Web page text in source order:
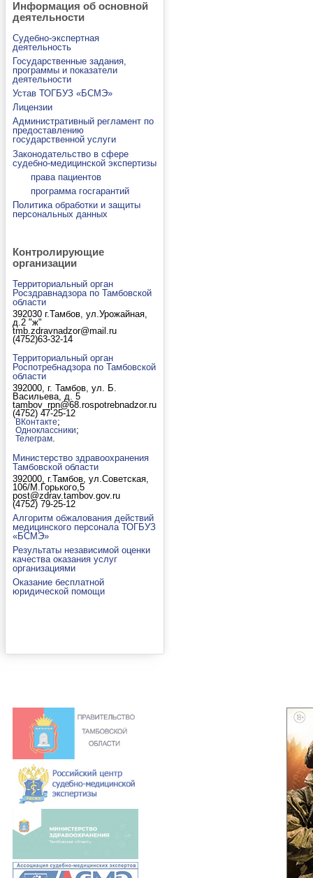
Информация об основной
деятельности
Судебно-экспертная
деятельность
Государственные задания,
программы и показатели
деятельности
Устав ТОГБУЗ «БСМЭ»
Лицензии
Административный регламент по
предоставлению
государственной услуги
Законодательство в сфере
судебно-медицинской экспертизы
права пациентов
программа госгарантий
Политика обработки и защиты
персональных данных
Контролирующие
организации
Территориальный орган
Росздравнадзора по Тамбовской
области
392030 г.Тамбов, ул.Урожайная,
д.2 "ж"
tmb.zdravnadzor@mail.ru
(4752)63-32-14
Территориальный орган
Роспотребнадзора по Тамбовской
области
392000, г. Тамбов, ул. Б.
Васильева, д. 5
tambov_rpn@68.rospotrebnadzor.ru
(4752) 47-25-12
ВКонтакте;
Одноклассники;
Телеграм.
Министерство здравоохранения
Тамбовской области
392000, г.Тамбов, ул.Советская,
106/М.Горького,5
post@zdrav.tambov.gov.ru
(4752) 79-25-12
Алгоритм обжалования действий
медицинского персонала ТОГБУЗ
«БСМЭ»
Результаты независимой оценки
качества оказания услуг
организациями
Оказание бесплатной
юридической помощи